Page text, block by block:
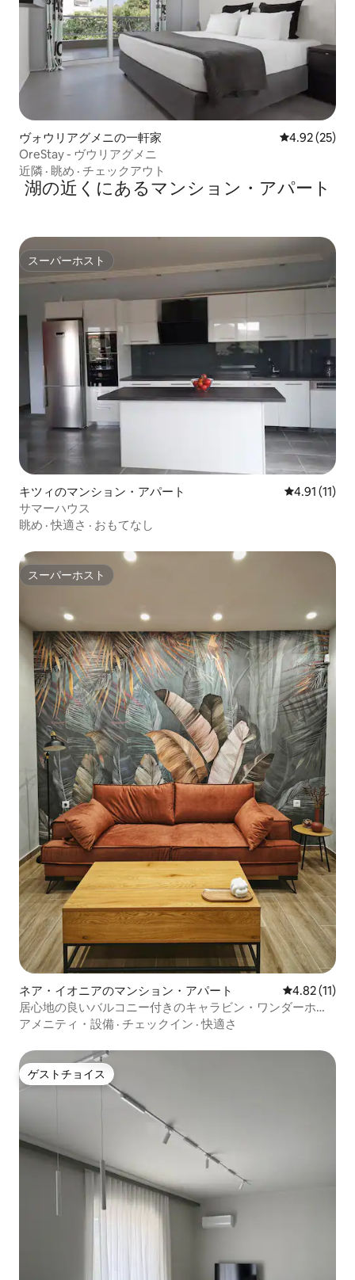
ヴォウリアグメニの一軒家 レビュー25
4.92 (25)
OreStay - ヴウリアグメニ
近隣 · 眺め · チェックアウト
湖の近くにあるマンション・アパート
スーパーホスト
スーパーホスト
キツィのマンション・アパート レビュー11
4.91 (11)
サマーハウス
眺め ·快適さ · おもてなし
スーパーホスト
スーパーホスト
ネア・イオニアのマンション・アパート レビュー11
4.82 (11)
居心地の良いバルコニー付きのキャラビン・ワンダーホー
ム
アメニティ・設備 · チェックイン ·快適さ
ゲストチョイス
ゲストチョイス